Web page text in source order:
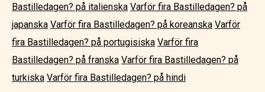
Bastilledagen? på italienska Varför fira Bastilledagen? på
japanska Varför fira Bastilledagen? på koreanska Varför
fira Bastilledagen? på portugisiska Varför fira
Bastilledagen? på franska Varför fira Bastilledagen? på
turkiska Varför fira Bastilledagen? på hindi